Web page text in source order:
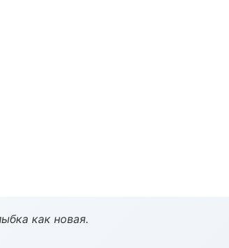
как новая.